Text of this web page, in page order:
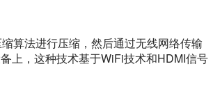
算法进行压缩，然后通过无线网络传输
上，这种技术基于WiFi技术和HDMI信号